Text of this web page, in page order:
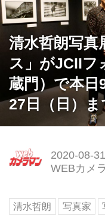
清水哲朗写
ス」がJCIIフ
蔵門）で本日
27日（日）ま
2020-08-31
WEBカメ
清水哲朗 写真家